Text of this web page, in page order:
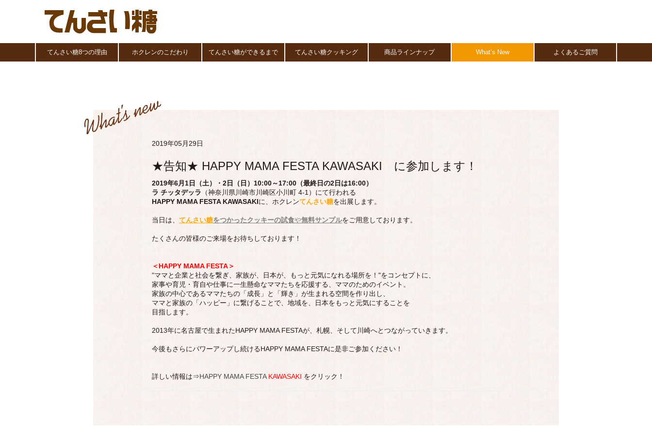
てんさい糖8つの理由 ホクレンのこだわり てんさい糖ができるまで てんさい糖クッキング 商品ラインナップ What’s New よくあるご質問
2019年05月29日
★告知★ HAPPY MAMA FESTA KAWASAKI に参加します！
2019年6月1日（土）・2日（日）10:00～17:00（最終日の2日は16:00）
ラ チッタデッラ
（神奈川県川崎市川崎区小川町 4-1）にて行われる
HAPPY MAMA FESTA KAWASAKIに、ホクレンてんさい糖を出展します。
当日は、 てんさい糖をつかったクッキーの試食や無料サンプルをご用意しております。
たくさんの皆様のご来場をお待ちしております！
＜HAPPY MAMA FESTA＞
"ママと企業と社会を繋ぎ、家族が、日本が、もっと元気になれる場所を！"をコンセプトに、
家事や育児・育自や仕事に一生懸命なママたちを応援する、ママのためのイベント。
家族の中心であるママたちの「成長」と「輝き」が生まれる空間を作り出し、
ママと家族の「ハッピー」に繋げることで、地域を、日本をもっと元気にすることを
目指します。
2013年に名古屋で生まれたHAPPY MAMA FESTAが、札幌、そして川崎へとつながっていきます。
今後もさらにパワーアップし続けるHAPPY MAMA FESTAに是非ご参加ください！
詳しい情報は⇒HAPPY MAMA FESTA KAWASAKI をクリック！